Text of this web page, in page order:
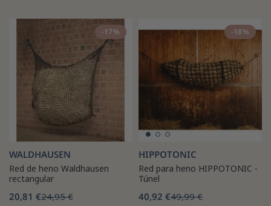
-17%
WALDHAUSEN
Red de heno Waldhausen
rectangular
20,81 €24,95 €
-18%
HIPPOTONIC
Red para heno HIPPOTONIC -
Túnel
40,92 €49,99 €